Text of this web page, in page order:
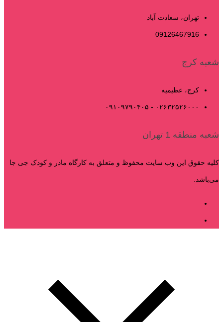
تهران، سعادت آباد
09126467916
شعبه کرج
کرج، عظیمیه
۰۲۶۳۲۵۲۶۰۰۰ - ۰۹۱۰۹۷۹۰۴۰۵
شعبه منطقه 1 تهران
کلیه حقوق این وب سایت محفوظ و متعلق به کارگاه مادر و کودک جی جا
می‌باشد.